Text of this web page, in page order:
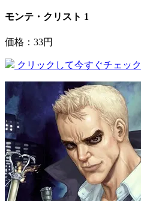
モンテ・クリスト 1
価格：33円
クリックして今すぐチェック